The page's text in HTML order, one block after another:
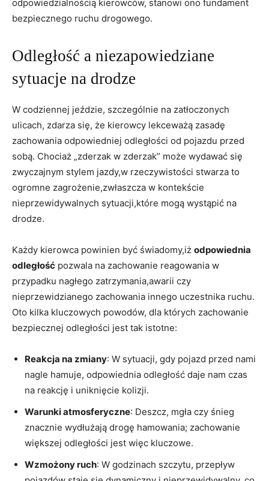
odpowiedzialnością kierowców, stanowi ono fundament
bezpiecznego ruchu drogowego.
Odległość a niezapowiedziane
sytuacje na drodze
W codziennej jeździe, szczególnie na zatłoczonych
ulicach, zdarza się, ‌że kierowcy lekceważą⁢ zasadę‌
zachowania⁤ odpowiedniej ‌odległości ⁣od pojazdu przed
sobą. Chociaż „zderzak w‌ zderzak”‍ może wydawać się
zwyczajnym⁤ stylem⁣ jazdy,w rzeczywistości stwarza to
ogromne zagrożenie,zwłaszcza w kontekście
nieprzewidywalnych sytuacji,które ⁢mogą wystąpić na​
drodze.
Każdy kierowca ​powinien być świadomy,iż odpowiednia
odległość ⁢pozwala na zachowanie reagowania w‌
przypadku⁤ nagłego zatrzymania,awarii czy​
nieprzewidzianego zachowania innego uczestnika ruchu.
⁤Oto kilka kluczowych powodów, dla ‍których⁢ zachowanie‌
bezpiecznej odległości⁢ jest tak istotne:
Reakcja na zmiany: W sytuacji, gdy⁤ pojazd przed nami‌
nagle hamuje, ⁣odpowiednia odległość daje nam czas
⁢na ⁤reakcję i uniknięcie kolizji.
Warunki atmosferyczne:‍ Deszcz, mgła czy śnieg
znacznie wydłużają ​drogę hamowania; zachowanie
większej odległości jest więc ⁣kluczowe.
Wzmożony ​ruch: W godzinach szczytu, przepływ